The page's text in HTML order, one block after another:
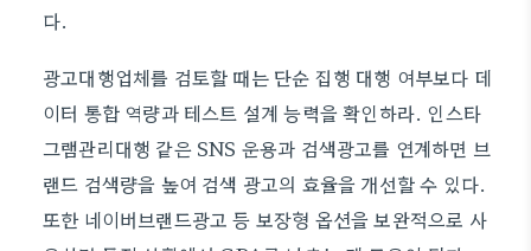
다.
광고대행업체를 검토할 때는 단순 집행 대행 여부보다 데
이터 통합 역량과 테스트 설계 능력을 확인하라. 인스타
그램관리대행 같은 SNS 운용과 검색광고를 연계하면 브
랜드 검색량을 높여 검색 광고의 효율을 개선할 수 있다.
또한 네이버브랜드광고 등 보장형 옵션을 보완적으로 사